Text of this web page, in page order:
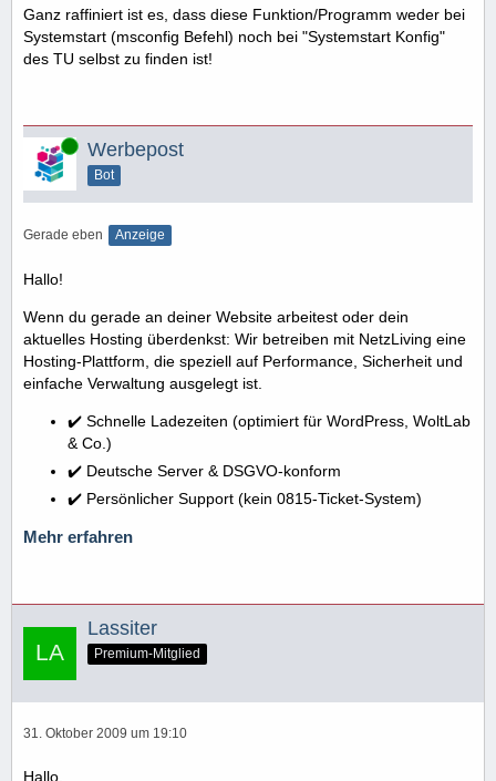
Ganz raffiniert ist es, dass diese Funktion/Programm weder bei
Systemstart (msconfig Befehl) noch bei "Systemstart Konfig"
des TU selbst zu finden ist!
Online Werbepost
Bot
Gerade eben Anzeige
Hallo!
Wenn du gerade an deiner Website arbeitest oder dein
aktuelles Hosting überdenkst: Wir betreiben mit NetzLiving eine
Hosting-Plattform, die speziell auf Performance, Sicherheit und
einfache Verwaltung ausgelegt ist.
✔️ Schnelle Ladezeiten (optimiert für WordPress, WoltLab
& Co.)
✔️ Deutsche Server & DSGVO-konform
✔️ Persönlicher Support (kein 0815-Ticket-System)
Mehr erfahren
Lassiter
Premium-Mitglied
31. Oktober 2009 um 19:10
Hallo,